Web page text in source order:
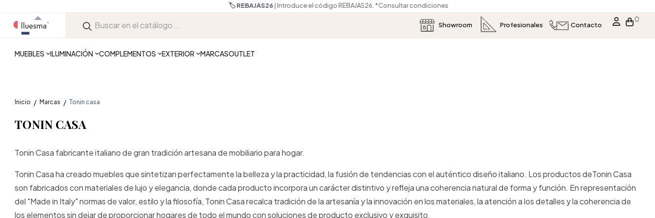
🏷️ REBAJAS26| Introduce el código REBAJAS26.*Consultar condiciones
Showroom Profesionales Contacto
0
MUEBLES ILUMINACIÓN COMPLEMENTOS EXTERIOR MARCASOUTLET
Inicio Marcas Tonin casa
TONIN CASA
Tonin Casa fabricante italiano de gran tradición artesana de mobiliario para hogar.
Tonin Casa ha creado muebles que sintetizan perfectamente la belleza y la practicidad, la fusión de tendencias con el auténtico diseño italiano. Los productos deTonin Casa
son fabricados con materiales de lujo y elegancia, donde cada producto incorpora un carácter distintivo y refleja una coherencia natural de forma y función. En representación
del "Made in Italy" normas de valor, estilo y la filosofía, Tonin Casa recalca tradición de la artesanía y la innovación en los materiales, la atención a los detalles y la coherencia de
los elementos sin dejar de proporcionar hogares de todo el mundo con soluciones de producto exclusivo y exquisito.